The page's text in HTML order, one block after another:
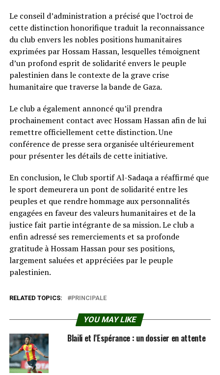
Le conseil d’administration a précisé que l’octroi de
cette distinction honorifique traduit la reconnaissance
du club envers les nobles positions humanitaires
exprimées par Hossam Hassan, lesquelles témoignent
d’un profond esprit de solidarité envers le peuple
palestinien dans le contexte de la grave crise
humanitaire que traverse la bande de Gaza.
Le club a également annoncé qu’il prendra
prochainement contact avec Hossam Hassan afin de lui
remettre officiellement cette distinction. Une
conférence de presse sera organisée ultérieurement
pour présenter les détails de cette initiative.
En conclusion, le Club sportif Al-Sadaqa a réaffirmé que
le sport demeurera un pont de solidarité entre les
peuples et que rendre hommage aux personnalités
engagées en faveur des valeurs humanitaires et de la
justice fait partie intégrante de sa mission. Le club a
enfin adressé ses remerciements et sa profonde
gratitude à Hossam Hassan pour ses positions,
largement saluées et appréciées par le peuple
palestinien.
RELATED TOPICS: PRINCIPALE
YOU MAY LIKE
Blaili et l’Espérance : un dossier en attente